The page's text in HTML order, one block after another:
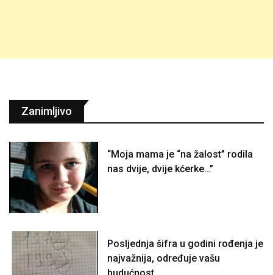
Zanimljivo
“Moja mama je “na žalost” rodila
nas dvije, dvije kćerke…”
Posljednja šifra u godini rođenja je
najvažnija, određuje vašu
budućnost